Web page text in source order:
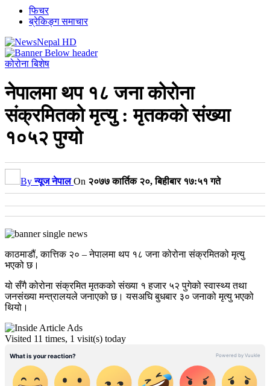
फिचर
ब्रेकिङ्ग समाचार
कोरोना बिशेष
नेपालमा थप १८ जना कोरोना
संक्रमितको मृत्यु : मृतकको संख्या
१०५२ पुग्यो
Byन्यूज नेपाल On २०७७ कार्तिक २०, बिहीबार १७:५१ गते
काठमाडौं, कात्तिक २० – नेपालमा थप १८ जना कोरोना संक्रमितको मृत्यु
भएको छ।
यो सँगै कोरोना संक्रमित मृतकको संख्या १ हजार ५२ पुगेको स्वास्थ्य तथा
जनसंख्या मन्त्रालयले जनाएको छ। यसअघि बुधबार ३० जनाको मृत्यु भएको
थियो।
Visited 11 times, 1 visit(s) today